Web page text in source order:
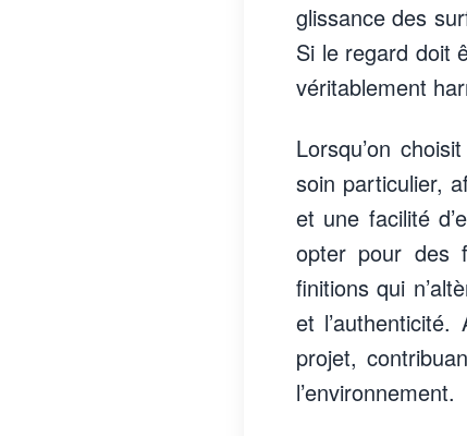
glissance des
Si le regard doit
véritablement
Lorsqu’on
soin particulier,
et une facilité
opter pour des
finitions qui
et
projet,
l’environnement.